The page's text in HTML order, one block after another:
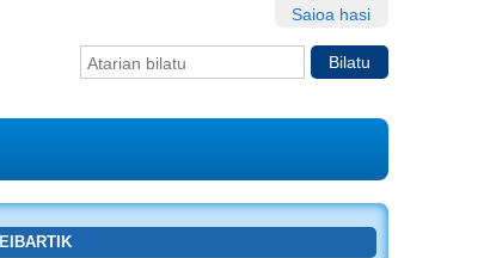
Saioa hasi
Bilatu atarian
EIBARTIK